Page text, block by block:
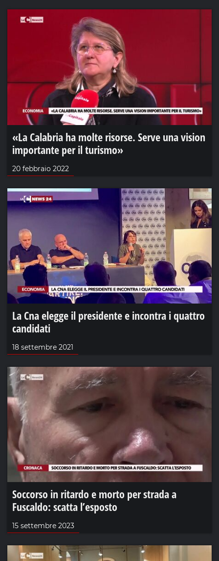
«La Calabria ha molte risorse. Serve una vision
importante per il turismo»
20 febbraio 2022
La Cna elegge il presidente e incontra i quattro
candidati
18 settembre 2021
Soccorso in ritardo e morto per strada a
Fuscaldo: scatta l’esposto
15 settembre 2023